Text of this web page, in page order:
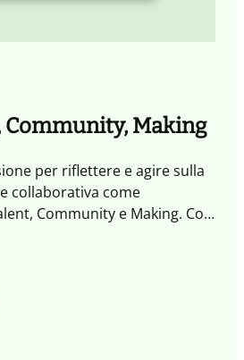
Community, Making
per riflettere e agire sulla
collaborativa come
Community e Making. Con
quarta dimensione del